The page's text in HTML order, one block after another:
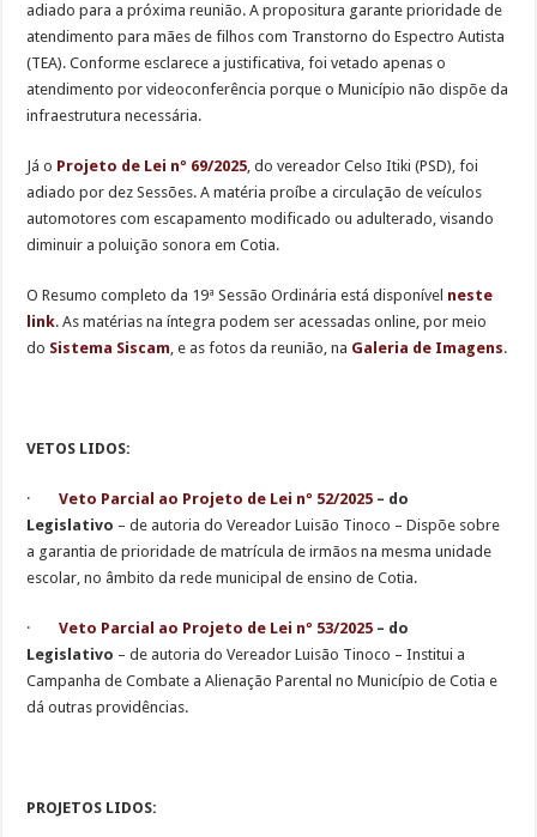
adiado para a próxima reunião. A propositura garante prioridade de
atendimento para mães de filhos com Transtorno do Espectro Autista
(TEA). Conforme esclarece a justificativa, foi vetado apenas o
atendimento por videoconferência porque o Município não dispõe da
infraestrutura necessária.
Já o Projeto de Lei nº 69/2025, do vereador Celso Itiki (PSD), foi
adiado por dez Sessões. A matéria proíbe a circulação de veículos
automotores com escapamento modificado ou adulterado, visando
diminuir a poluição sonora em Cotia.
O Resumo completo da 19ª Sessão Ordinária está disponível neste
link. As matérias na íntegra podem ser acessadas online, por meio
do Sistema Siscam, e as fotos da reunião, na Galeria de Imagens.
VETOS LIDOS:
·Veto Parcial ao Projeto de Lei nº 52/2025 – do
Legislativo – de autoria do Vereador Luisão Tinoco – Dispõe sobre
a garantia de prioridade de matrícula de irmãos na mesma unidade
escolar, no âmbito da rede municipal de ensino de Cotia.
·Veto Parcial ao Projeto de Lei nº 53/2025 – do
Legislativo – de autoria do Vereador Luisão Tinoco – Institui a
Campanha de Combate a Alienação Parental no Município de Cotia e
dá outras providências.
PROJETOS LIDOS: